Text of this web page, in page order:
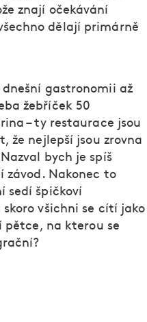
znají očekávání
dělají primárně
dnešní gastronomii až
žebříček 50
– ty restaurace jsou
že nejlepší jsou zrovna
bych je spíš
závod. Nakonec to
sedí špičkoví
všichni se cítí jako
pětce, na kterou se